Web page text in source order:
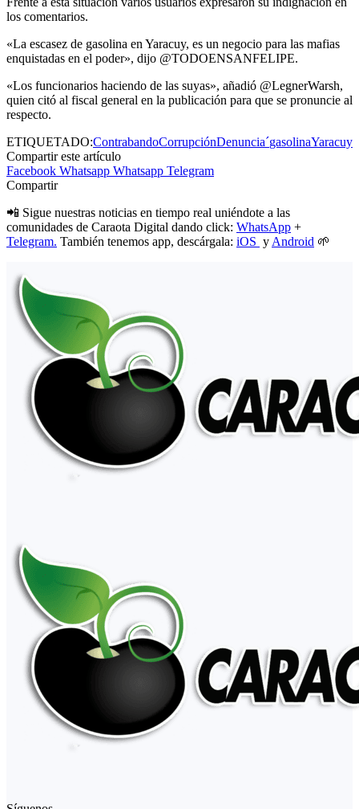
los comentarios.
«La escasez de gasolina en Yaracuy, es un negocio para las mafias
enquistadas en el poder», dijo @TODOENSANFELIPE.
«Los funcionarios haciendo de las suyas», añadió @LegnerWarsh,
quien citó al fiscal general en la publicación para que se pronuncie al
respecto.
ETIQUETADO:ContrabandoCorrupciónDenuncia´gasolinaYaracuy
Compartir este artículo
Facebook Whatsapp Whatsapp Telegram
Compartir
📲 Sigue nuestras noticias en tiempo real uniéndote a las
comunidades de Caraota Digital dando click: WhatsApp +
Telegram. También tenemos app, descárgala: iOS y Android 🌱